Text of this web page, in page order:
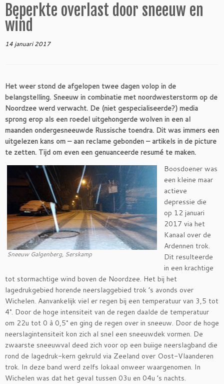
Beperkte overlast door sneeuw en
wind
14 januari 2017
Het weer stond de afgelopen twee dagen volop in de
belangstelling. Sneeuw in combinatie met noordwesterstorm op de
Noordzee werd verwacht. De (niet gespecialiseerde?) media
sprong erop als een roedel uitgehongerde wolven in een al
maanden ondergesneeuwde Russische toendra. Dit was immers een
uitgelezen kans om – aan reclame gebonden – artikels in de picture
te zetten. Tijd om even een genuanceerde resumé te maken.
Sneeuw Galgenberg, Serskamp
Boosdoener was
een kleine maar
actieve
depressie die
op 12 januari
2017 via het
Kanaal over de
Ardennen trok.
Dit resulteerde
in een krachtige
tot stormachtige wind boven de Noordzee. Het bij het
lagedrukgebied horende neerslaggebied trok ’s avonds over
Wichelen. Aanvankelijk viel er regen bij een temperatuur van 3,5 tot
4°. Door de hoge intensiteit van de regen daalde de temperatuur
om 22u tot 0 à 0,5° en ging de regen over in sneeuw. Door de hoge
neerslagintensiteit kon zich al snel een sneeuwdek vormen. De
zwaarste sneeuwval deed zich voor op een buiige neerslagband die
rond de lagedruk-kern gekruld via Zeeland over Oost-Vlaanderen
trok. In deze band werd zelfs lokaal onweer waargenomen. In
Wichelen was dat het geval tussen 03u en 04u ’s nachts.